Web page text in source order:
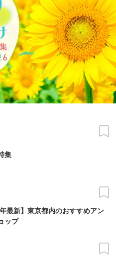
集
年最新】東京都内のおすすめアン
ップ